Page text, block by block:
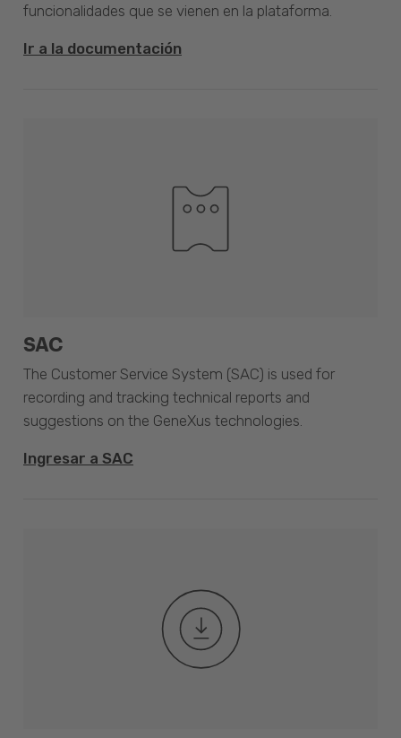
funcionalidades que se vienen en la plataforma.
Ir a la documentación
SAC
The Customer Service System (SAC) is used for
recording and tracking technical reports and
suggestions on the GeneXus technologies.
Ingresar a SAC